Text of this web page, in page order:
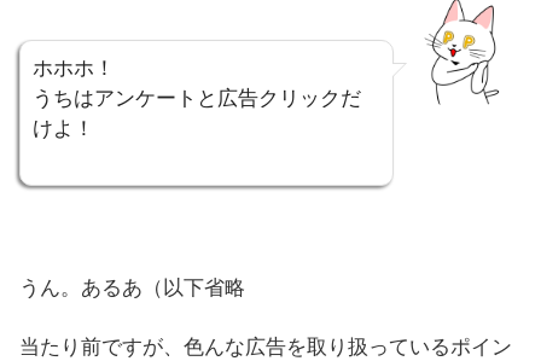
ホホホ！
うちはアンケートと広告クリックだ
けよ！
うん。あるあ（以下省略
当たり前ですが、色んな広告を取り扱っているポイン